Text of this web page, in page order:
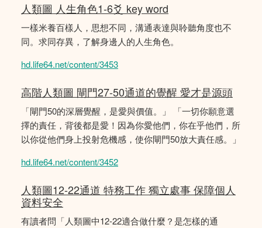
人類圖 人生角色1-6爻 key word
一樣米養百樣人，思想不同，溝通表達與聆聽角度也不
同。求同存異，了解身邊人的人生角色。
hd.life64.net/content/3453
高階人類圖 閘門27-50通道的覺醒 愛才是源頭
「閘門50的深層覺醒，是愛與價值。」 「一切你願意選
擇的責任，背後都是愛！因為你愛他們，你在乎他們，所
以你從他們身上投射危機感，使你閘門50放大責任感。」
hd.life64.net/content/3452
人類圖12-22通道 特務工作 獨立處事 保障個人
資料安全
有讀者問「人類圖中12-22適合做什麼？是怎樣的通